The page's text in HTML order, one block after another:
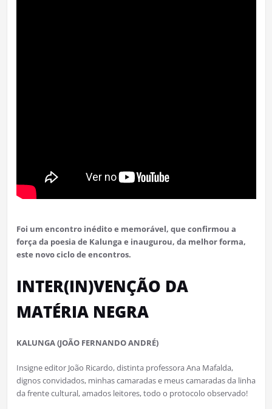
Foi um encontro inédito e memorável, que confirmou a
força da poesia de Kalunga e inaugurou, da melhor forma,
este novo ciclo de encontros.
INTER(IN)VENÇÃO DA
MATÉRIA NEGRA
KALUNGA (JOÃO FERNANDO ANDRÉ)
Insigne editor João Ricardo, distinta professora Ana Mafalda,
dignos convidados, minhas camaradas e meus camaradas da linha
da frente cultural, amados leitores, todo o protocolo observado!